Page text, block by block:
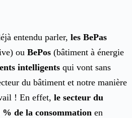
entendu parler, les BePas
ou BePos (bâtiment à énergie
intelligents qui vont sans
du bâtiment et notre manière
! En effet, le secteur du
de la consommation en